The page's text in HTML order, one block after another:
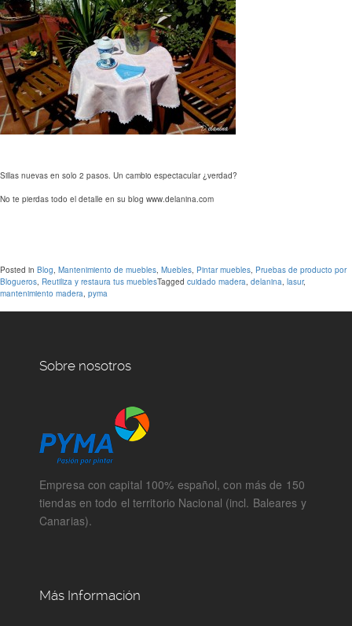
Sillas nuevas en solo 2 pasos. Un cambio espectacular ¿verdad?
No te pierdas todo el detalle en su blog www.delanina.com
Posted in Blog, Mantenimiento de muebles, Muebles, Pintar muebles, Pruebas de producto por
Blogueros, Reutiliza y restaura tus mueblesTagged cuidado madera, delanina, lasur,
mantenimiento madera, pyma
Sobre nosotros
Empresa con capital 100% español, con más de 150
tiendas en todo el territorio Nacional (incl. Baleares y
Canarias).
Más Información